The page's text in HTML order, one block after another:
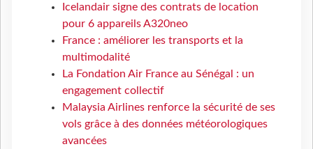
Icelandair signe des contrats de location
pour 6 appareils A320neo
France : améliorer les transports et la
multimodalité
La Fondation Air France au Sénégal : un
engagement collectif
Malaysia Airlines renforce la sécurité de ses
vols grâce à des données météorologiques
avancées